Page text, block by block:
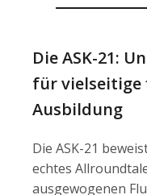
Die ASK-21:
für vielseitige
Ausbildung
Die ASK-21
echtes
ausgewogenen